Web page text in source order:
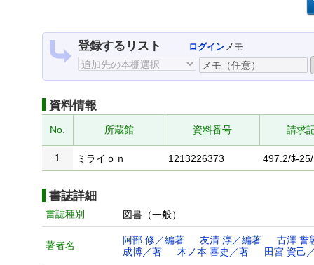
登録するリスト ログインメモ
資料情報
No. 所蔵館 資料番号 請求
1 ミライｏｎ 1213226373 497.2/ﾎ-25/
書誌詳細
書誌種別 図書（一般）
著者名 阿部 修／編著 友清 淳／編著
古澤 誉
成博／著
木ノ本 喜史／著 田宮 資己